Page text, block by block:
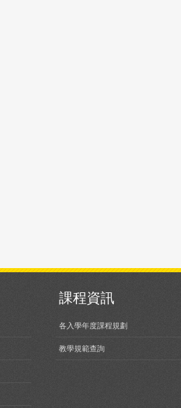
課程資訊
各入學年度課程規劃
教學規範查詢